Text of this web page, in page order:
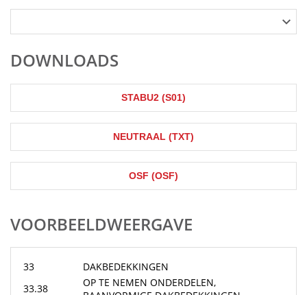
DOWNLOADS
STABU2 (S01)
NEUTRAAL (TXT)
OSF (OSF)
VOORBEELDWEERGAVE
33
DAKBEDEKKINGEN
33.38
OP TE NEMEN ONDERDELEN,